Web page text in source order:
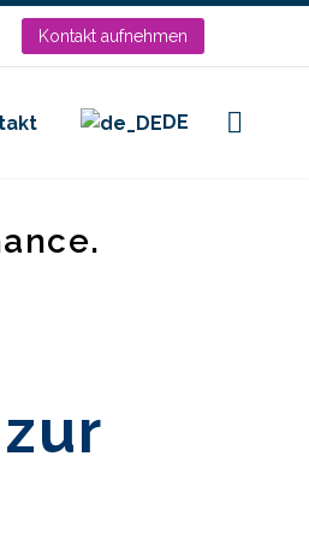
Kontakt aufnehmen
DE